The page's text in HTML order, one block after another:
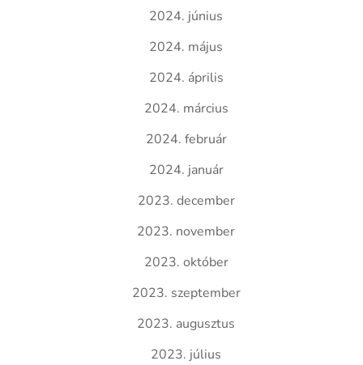
2024. június
2024. május
2024. április
2024. március
2024. február
2024. január
2023. december
2023. november
2023. október
2023. szeptember
2023. augusztus
2023. július